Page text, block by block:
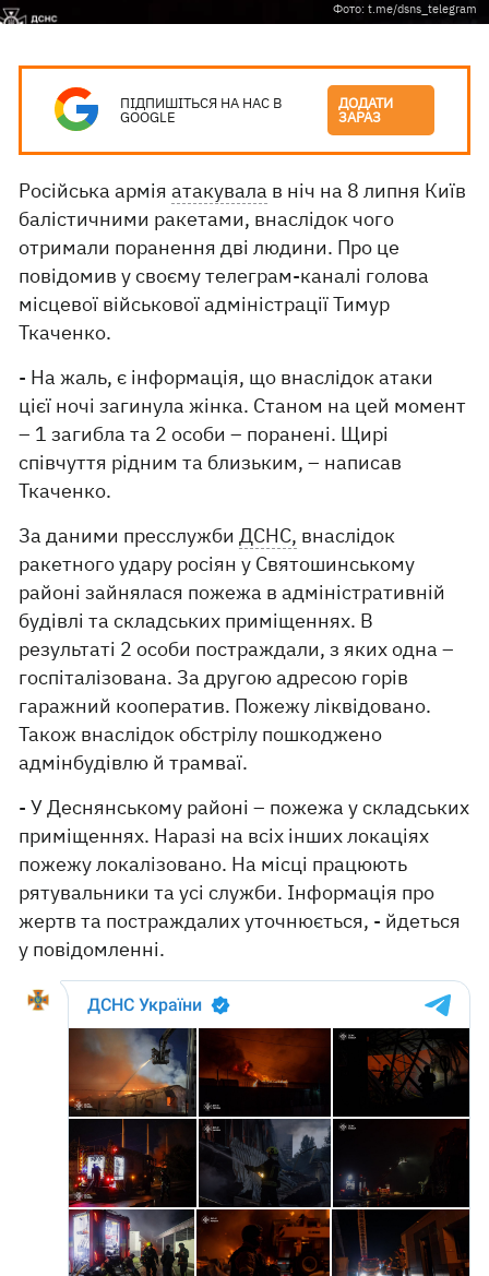
Фото: t.me/dsns_telegram
ПІДПИШІТЬСЯ НА НАС В
GOOGLE
ДОДАТИ
ЗАРАЗ
Російська арміяатакувала в ніч на 8 липня Київ
балістичними ракетами, внаслідок чого
отримали поранення дві людини. Про це
повідомив у своєму телеграм-каналі голова
місцевої військової адміністрації Тимур
Ткаченко.
- На жаль, є інформація, що внаслідок атаки
цієї ночі загинула жінка. Станом на цей момент
– 1 загибла та 2 особи – поранені. Щирі
співчуття рідним та близьким, – написав
Ткаченко.
За даними пресслужбиДСНС, внаслідок
ракетного удару росіян у Святошинському
районі зайнялася пожежа в адміністративній
будівлі та складських приміщеннях. В
результаті 2 особи постраждали, з яких одна –
госпіталізована. За другою адресою горів
гаражний кооператив. Пожежу ліквідовано.
Також внаслідок обстрілу пошкоджено
адмінбудівлю й трамваї.
- У Деснянському районі – пожежа у складських
приміщеннях. Наразі на всіх інших локаціях
пожежу локалізовано. На місці працюють
рятувальники та усі служби. Інформація про
жертв та постраждалих уточнюється, - йдеться
у повідомленні.